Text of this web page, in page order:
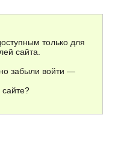
только для
сайта.
забыли войти —